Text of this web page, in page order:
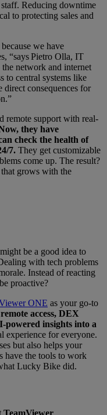
Reducing downtime
to protecting sales and
we have
“says Pietro Olla, IT
network and internet
to central systems like
direct consequences for
remote support with real-
they have
check the health of
7. They get customizable
come up. The result?
grows with the
be a good idea to
with tech problems
Instead of reacting
proactive?
ONE as your go-to
access, DEX
powered insights into a
experience for everyone.
but also helps your
have the tools to work
Lucky Bike did.